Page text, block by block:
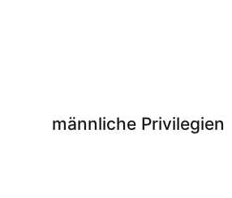
männliche Privilegien